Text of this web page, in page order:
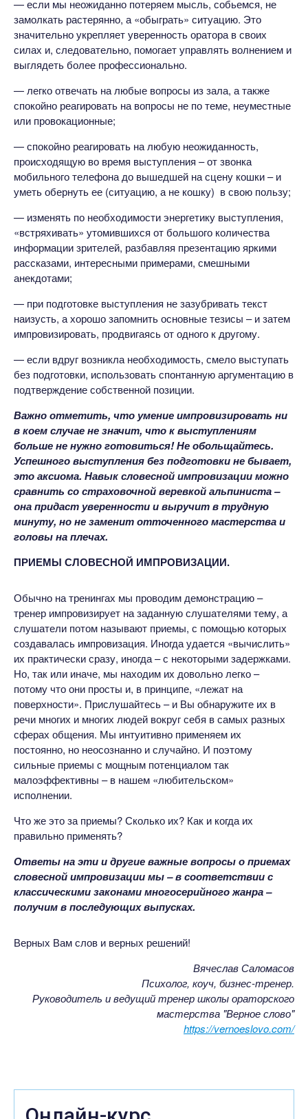
— если мы неожиданно потеряем мысль, собьемся, не
замолкать растерянно, а «обыграть» ситуацию. Это
значительно укрепляет уверенность оратора в своих
силах и, следовательно, помогает управлять волнением и
выглядеть более профессионально.
— легко отвечать на любые вопросы из зала, а также
спокойно реагировать на вопросы не по теме, неуместные
или провокационные;
— спокойно реагировать на любую неожиданность,
происходящую во время выступления – от звонка
мобильного телефона до вышедшей на сцену кошки – и
уметь обернуть ее (ситуацию, а не кошку) в свою пользу;
— изменять по необходимости энергетику выступления,
«встряхивать» утомившихся от большого количества
информации зрителей, разбавляя презентацию яркими
рассказами, интересными примерами, смешными
анекдотами;
— при подготовке выступления не зазубривать текст
наизусть, а хорошо запомнить основные тезисы – и затем
импровизировать, продвигаясь от одного к другому.
— если вдруг возникла необходимость, смело выступать
без подготовки, использовать спонтанную аргументацию в
подтверждение собственной позиции.
Важно отметить, что умение импровизировать ни
в коем случае не значит, что к выступлениям
больше не нужно готовиться! Не обольщайтесь.
Успешного выступления без подготовки не бывает,
это аксиома. Навык словесной импровизации можно
сравнить со страховочной веревкой альпиниста –
она придаст уверенности и выручит в трудную
минуту, но не заменит отточенного мастерства и
головы на плечах.
ПРИЕМЫ СЛОВЕСНОЙ ИМПРОВИЗАЦИИ.
Обычно на тренингах мы проводим демонстрацию –
тренер импровизирует на заданную слушателями тему, а
слушатели потом называют приемы, с помощью которых
создавалась импровизация. Иногда удается «вычислить»
их практически сразу, иногда – с некоторыми задержками.
Но, так или иначе, мы находим их довольно легко –
потому что они просты и, в принципе, «лежат на
поверхности». Прислушайтесь – и Вы обнаружите их в
речи многих и многих людей вокруг себя в самых разных
сферах общения. Мы интуитивно применяем их
постоянно, но неосознанно и случайно. И поэтому
сильные приемы с мощным потенциалом так
малоэффективны – в нашем «любительском»
исполнении.
Что же это за приемы? Сколько их? Как и когда их
правильно применять?
Ответы на эти и другие важные вопросы о приемах
словесной импровизации мы – в соответствии с
классическими законами многосерийного жанра –
получим в последующих выпусках.
Верных Вам слов и верных решений!
Вячеслав Саломасов
Психолог, коуч, бизнес-тренер.
Руководитель и ведущий тренер школы ораторского
мастерства "Верное слово"
https://vernoeslovo.com/